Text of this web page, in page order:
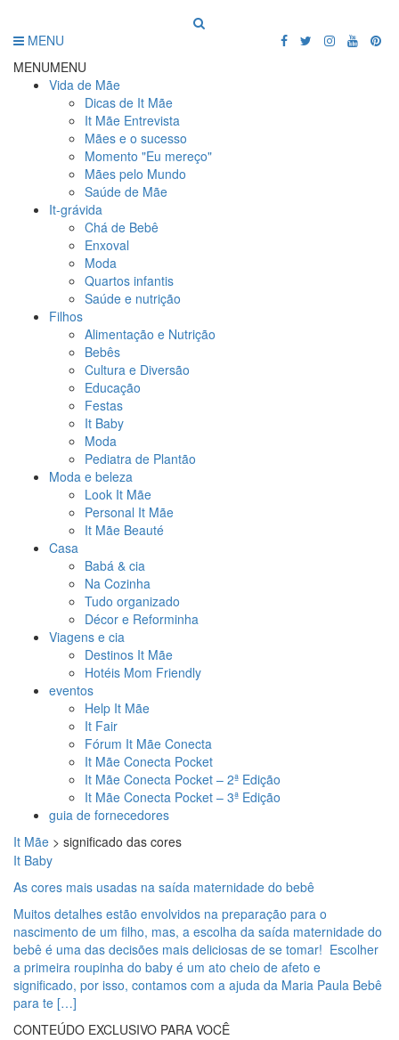
MENU
MENUMENU
Vida de Mãe
Dicas de It Mãe
It Mãe Entrevista
Mães e o sucesso
Momento "Eu mereço"
Mães pelo Mundo
Saúde de Mãe
It-grávida
Chá de Bebê
Enxoval
Moda
Quartos infantis
Saúde e nutrição
Filhos
Alimentação e Nutrição
Bebês
Cultura e Diversão
Educação
Festas
It Baby
Moda
Pediatra de Plantão
Moda e beleza
Look It Mãe
Personal It Mãe
It Mãe Beauté
Casa
Babá & cia
Na Cozinha
Tudo organizado
Décor e Reforminha
Viagens e cia
Destinos It Mãe
Hotéis Mom Friendly
eventos
Help It Mãe
It Fair
Fórum It Mãe Conecta
It Mãe Conecta Pocket
It Mãe Conecta Pocket – 2ª Edição
It Mãe Conecta Pocket – 3ª Edição
guia de fornecedores
It Mãe > significado das cores
It Baby
As cores mais usadas na saída maternidade do bebê
Muitos detalhes estão envolvidos na preparação para o
nascimento de um filho, mas, a escolha da saída maternidade do
bebê é uma das decisões mais deliciosas de se tomar! Escolher
a primeira roupinha do baby é um ato cheio de afeto e
significado, por isso, contamos com a ajuda da Maria Paula Bebê
para te […]
CONTEÚDO EXCLUSIVO PARA VOCÊ